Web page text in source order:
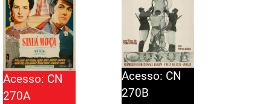
Acesso: CN
270A
Acesso: CN
270B